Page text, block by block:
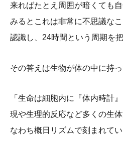
来ればたとえ周囲が暗くても
みるとこれは非常に不思議な
認識し、24時間という周期を
その答えは生物が体の中に持
「生命は細胞内に『体内時計
現や生理的反応など多くの生
なわち概日リズムで刻まれて